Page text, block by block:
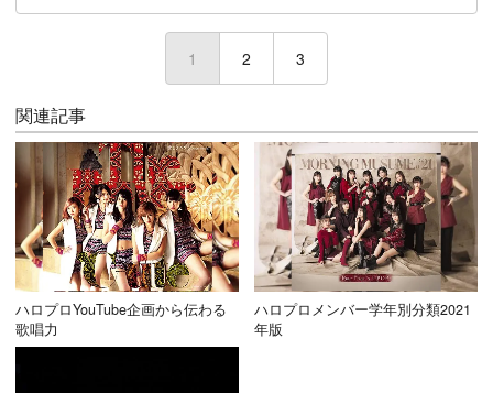
1 (current)
2 3
関連記事
ハロプロYouTube企画から伝わる
歌唱力
ハロプロメンバー学年別分類2021
年版